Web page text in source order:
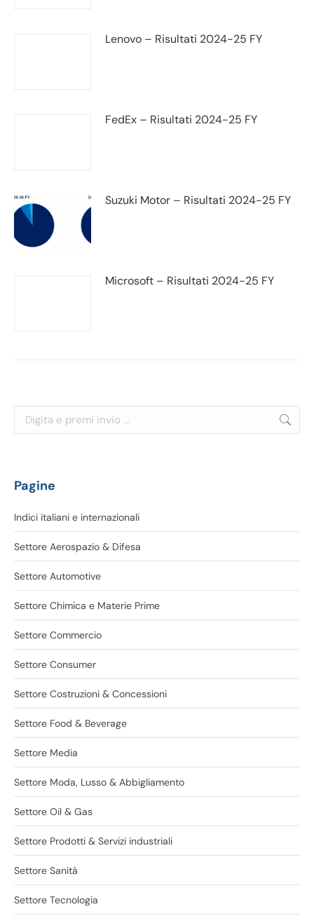
Lenovo – Risultati 2024-25 FY
FedEx – Risultati 2024-25 FY
Suzuki Motor – Risultati 2024-25 FY
Microsoft – Risultati 2024-25 FY
Cerca:
Pagine
Indici italiani e internazionali
Settore Aerospazio & Difesa
Settore Automotive
Settore Chimica e Materie Prime
Settore Commercio
Settore Consumer
Settore Costruzioni & Concessioni
Settore Food & Beverage
Settore Media
Settore Moda, Lusso & Abbigliamento
Settore Oil & Gas
Settore Prodotti & Servizi industriali
Settore Sanità
Settore Tecnologia